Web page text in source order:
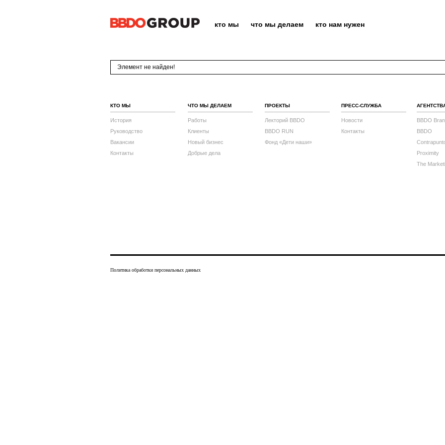
кто мы что мы делаем кто нам нужен
Элемент не найден!
КТО МЫ
История
Руководство
Вакансии
Контакты
ЧТО МЫ ДЕЛАЕМ
Работы
Клиенты
Новый бизнес
Добрые дела
ПРОЕКТЫ
Лекторий BBDO
BBDO RUN
Фонд «Дети наши»
ПРЕСС-СЛУЖБА
Новости
Контакты
BBDO
BBDO
Proximity
The
Политика обработки персональных данных